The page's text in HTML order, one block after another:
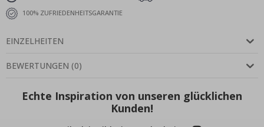
100% ZUFRIEDENHEITSGARANTIE
EINZELHEITEN
BEWERTUNGEN (0)
Echte Inspiration von unseren glücklichen
Kunden!